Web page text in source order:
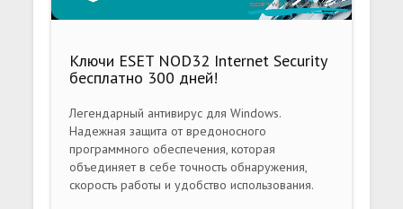
Ключи ESET NOD32 Internet Security
бесплатно 300 дней!
Легендарный антивирус для Windows.
Надежная защита от вредоносного
программного обеспечения, которая
объединяет в себе точность обнаружения,
скорость работы и удобство использования.